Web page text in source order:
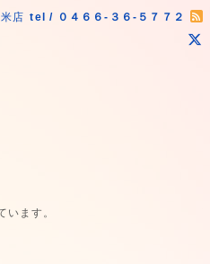
店 tel / ０４６６-３６-５７７２
ます。